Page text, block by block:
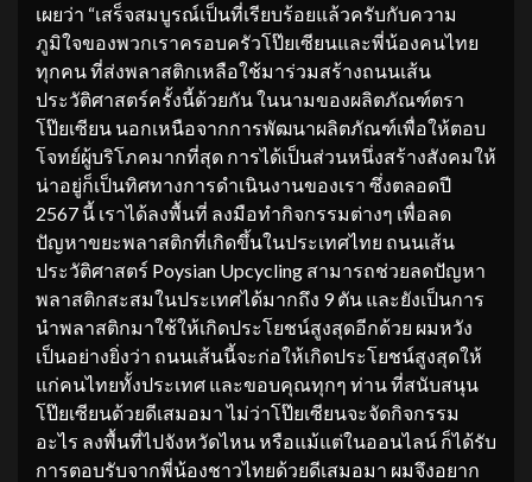
เผยว่า “เสร็จสมบูรณ์เป็นที่เรียบร้อยแล้วครับกับความ
ภูมิใจของพวกเราครอบครัวโป๊ยเซียนและพี่น้องคนไทย
ทุกคน ที่ส่งพลาสติกเหลือใช้มาร่วมสร้างถนนเส้น
ประวัติศาสตร์ครั้งนี้ด้วยกัน ในนามของผลิตภัณฑ์ตรา
โป๊ยเซียน นอกเหนือจากการพัฒนาผลิตภัณฑ์เพื่อให้ตอบ
โจทย์ผู้บริโภคมากที่สุด การได้เป็นส่วนหนึ่งสร้างสังคมให้
น่าอยู่ก็เป็นทิศทางการดำเนินงานของเรา ซึ่งตลอดปี
2567 นี้ เราได้ลงพื้นที่ ลงมือทำกิจกรรมต่างๆ เพื่อลด
ปัญหาขยะพลาสติกที่เกิดขึ้นในประเทศไทย ถนนเส้น
ประวัติศาสตร์ Poysian Upcycling สามารถช่วยลดปัญหา
พลาสติกสะสมในประเทศได้มากถึง 9 ตัน และยังเป็นการ
นำพลาสติกมาใช้ให้เกิดประโยชน์สูงสุดอีกด้วย ผมหวัง
เป็นอย่างยิ่งว่า ถนนเส้นนี้จะก่อให้เกิดประโยชน์สูงสุดให้
แก่คนไทยทั้งประเทศ และขอบคุณทุกๆ ท่าน ที่สนับสนุน
โป๊ยเซียนด้วยดีเสมอมา ไม่ว่าโป๊ยเซียนจะจัดกิจกรรม
อะไร ลงพื้นที่ไปจังหวัดไหน หรือแม้แต่ในออนไลน์ ก็ได้รับ
การตอบรับจากพี่น้องชาวไทยด้วยดีเสมอมา ผมจึงอยาก